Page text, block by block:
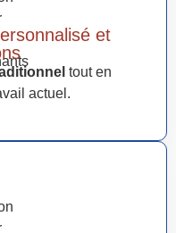
et
tout en
actuel.